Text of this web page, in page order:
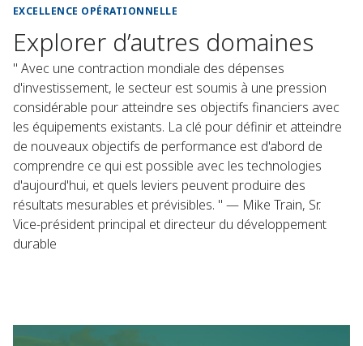
EXCELLENCE OPÉRATIONNELLE
Explorer d’autres domaines
" Avec une contraction mondiale des dépenses
d'investissement, le secteur est soumis à une pression
considérable pour atteindre ses objectifs financiers avec
les équipements existants. La clé pour définir et atteindre
de nouveaux objectifs de performance est d'abord de
comprendre ce qui est possible avec les technologies
d'aujourd'hui, et quels leviers peuvent produire des
résultats mesurables et prévisibles. " — Mike Train, Sr.
Vice-président principal et directeur du développement
durable